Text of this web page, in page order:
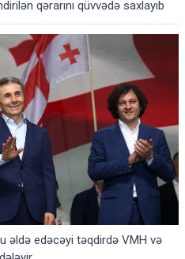
qərarını qüvvədə saxlayıb
əldə edəcəyi təqdirdə VMH və